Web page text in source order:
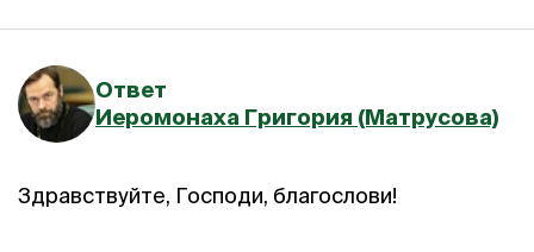
Ответ
Иеромонаха Григория (Матрусова)
Здравствуйте, Господи, благослови!